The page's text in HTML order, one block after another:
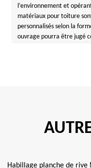
l’environnement et
matériaux pour toiture
personnalisés selon la
ouvrage pourra être jugé
Habillage planche de rive